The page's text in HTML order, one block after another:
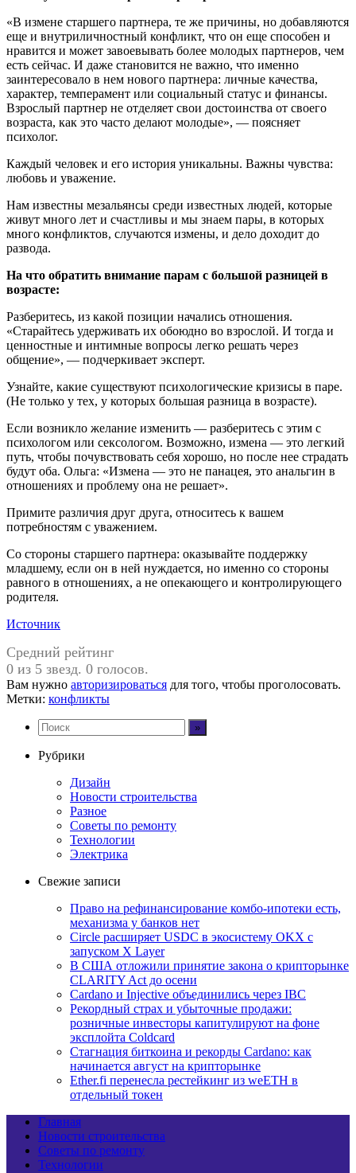
«В измене старшего партнера, те же причины, но добавляются
еще и внутриличностный конфликт, что он еще способен и
нравится и может завоевывать более молодых партнеров, чем
есть сейчас. И даже становится не важно, что именно
заинтересовало в нем нового партнера: личные качества,
характер, темперамент или социальный статус и финансы.
Взрослый партнер не отделяет свои достоинства от своего
возраста, как это часто делают молодые», — поясняет
психолог.
Каждый человек и его история уникальны. Важны чувства:
любовь и уважение.
Нам известны мезальянсы среди известных людей, которые
живут много лет и счастливы и мы знаем пары, в которых
много конфликтов, случаются измены, и дело доходит до
развода.
На что обратить внимание парам с большой разницей в
возрасте:
Разберитесь, из какой позиции начались отношения.
«Старайтесь удерживать их обоюдно во взрослой. И тогда и
ценностные и интимные вопросы легко решать через
общение», — подчеркивает эксперт.
Узнайте, какие существуют психологические кризисы в паре.
(Не только у тех, у которых большая разница в возрасте).
Если возникло желание изменить — разберитесь с этим с
психологом или сексологом. Возможно, измена — это легкий
путь, чтобы почувствовать себя хорошо, но после нее страдать
будут оба. Ольга: «Измена — это не панацея, это анальгин в
отношениях и проблему она не решает».
Примите различия друг друга, относитесь к вашем
потребностям с уважением.
Со стороны старшего партнера: оказывайте поддержку
младшему, если он в ней нуждается, но именно со стороны
равного в отношениях, а не опекающего и контролирующего
родителя.
Источник
Средний рейтинг
0 из 5 звезд. 0 голосов.
Вам нужно авторизироваться для того, чтобы проголосовать.
Метки: конфликты
Рубрики
Дизайн
Новости строительства
Разное
Советы по ремонту
Технологии
Электрика
Свежие записи
Право на рефинансирование комбо-ипотеки есть,
механизма у банков нет
Circle расширяет USDC в экосистему OKX с
запуском X Layer
В США отложили принятие закона о крипторынке
CLARITY Act до осени
Cardano и Injective объединились через IBC
Рекордный страх и убыточные продажи:
розничные инвесторы капитулируют на фоне
эксплойта Coldcard
Стагнация биткоина и рекорды Cardano: как
начинается август на крипторынке
Ether.fi перенесла рестейкинг из weETH в
отдельный токен
Главная
Новости строительства
Советы по ремонту
Технологии